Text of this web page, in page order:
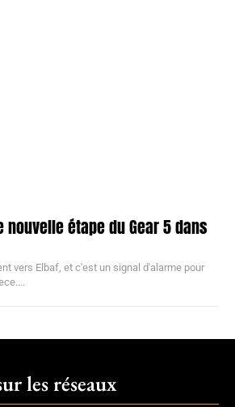
étape du Gear 5 dans
vers Elbaf, et c'est un signal d'alarme pour
les réseaux